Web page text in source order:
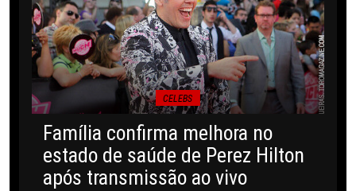
CELEBS
Família confirma melhora no
estado de saúde de Perez Hilton
após transmissão ao vivo